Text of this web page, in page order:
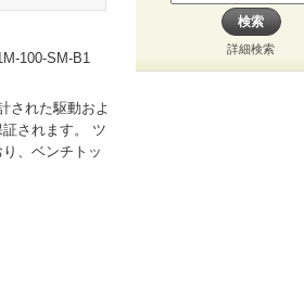
100-SM-B1
された駆動およ
されます。 ツ
、ベンチトッ
詳細検索